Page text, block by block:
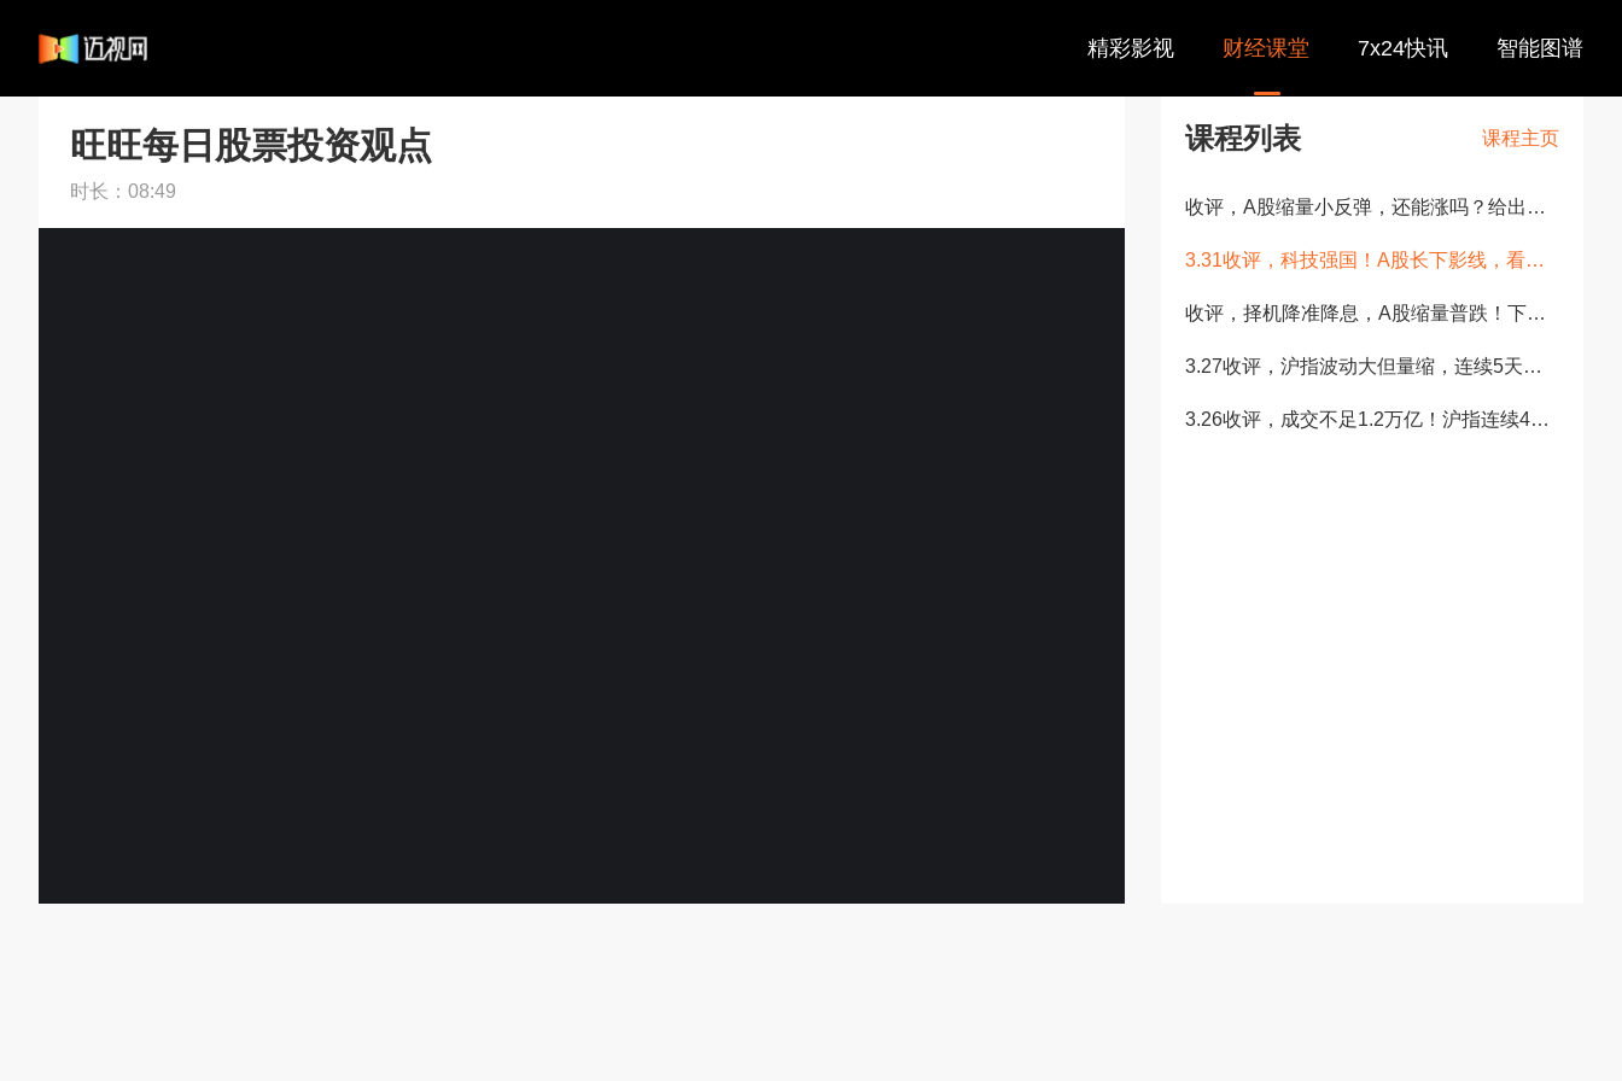
精彩影视 财经课堂 7x24快讯 智能图谱
旺旺每日股票投资观点
时长： 08:49
课程列表 课程主页
收评，A股缩量小反弹，还能涨吗？给出观点！聊医药、券商板块
3.31收评，科技强国！A股长下影线，看好科创50、沪指四月
收评，择机降准降息，A股缩量普跌！下周大反弹还是洗盘？
3.27收评，沪指波动大但量缩，连续5天失守20日线，给出观
3.26收评，成交不足1.2万亿！沪指连续4天失守20日线，